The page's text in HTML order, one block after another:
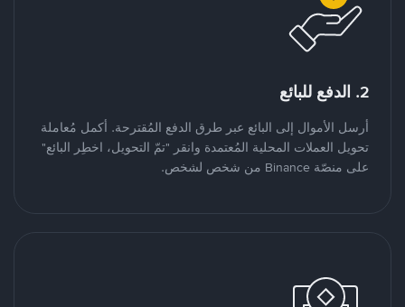
2. الدفع للبائع
أرسل الأموال إلى البائع عبر طرق الدفع المُقترحة. أكمل مُعاملة
تحويل العملات المحلية المُعتمدة وانقر "تمّ التحويل، اخطِر البائع"
على منصّة Binance من شخص لشخص.